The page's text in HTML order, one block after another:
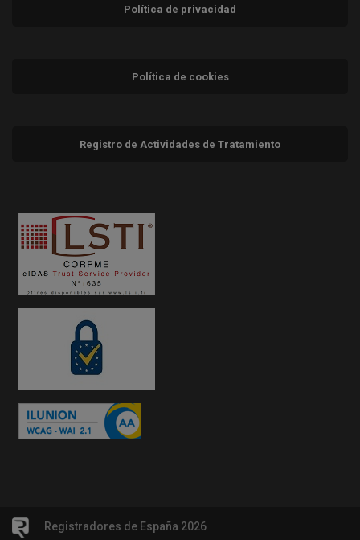
Política de privacidad
Política de cookies
Registro de Actividades de Tratamiento
Registradores de España 2026